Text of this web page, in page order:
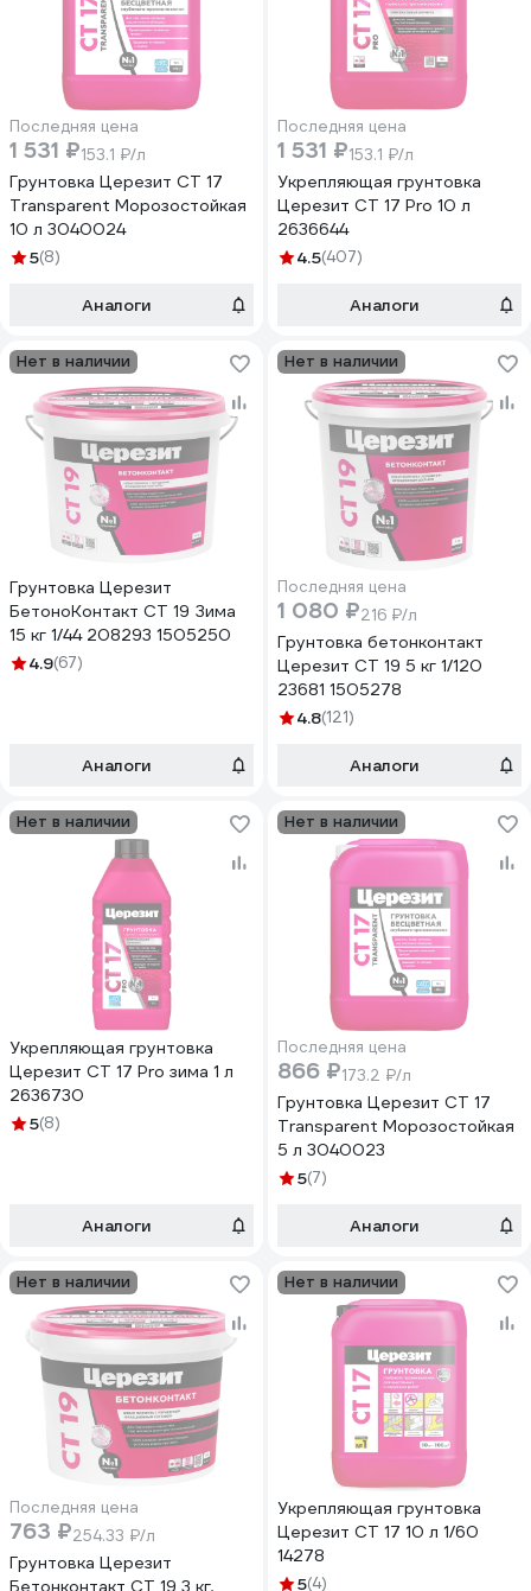
Последняя цена
1 531 ₽153.1 ₽/л
Грунтовка Церезит CT 17
Transparent Морозостойкая
10 л 3040024
5(8)
Аналоги
Последняя цена
1 531 ₽153.1 ₽/л
Укрепляющая грунтовка
Церезит CT 17 Pro 10 л
2636644
4.5(407)
Аналоги
Нет в наличии
Грунтовка Церезит
БетоноКонтакт CT 19 Зима
15 кг 1/44 208293 1505250
4.9(67)
Аналоги
Нет в наличии
Последняя цена
1 080 ₽216 ₽/л
Грунтовка бетонконтакт
Церезит CT 19 5 кг 1/120
23681 1505278
4.8(121)
Аналоги
Нет в наличии
Укрепляющая грунтовка
Церезит CT 17 Pro зима 1 л
2636730
5(8)
Аналоги
Нет в наличии
Последняя цена
866 ₽173.2 ₽/л
Грунтовка Церезит CT 17
Transparent Морозостойкая
5 л 3040023
5(7)
Аналоги
Нет в наличии
Последняя цена
763 ₽254.33 ₽/л
Грунтовка Церезит
Бетонконтакт CT 19 3 кг,
Нет в наличии
Укрепляющая грунтовка
Церезит CT 17 10 л 1/60
14278
5(4)